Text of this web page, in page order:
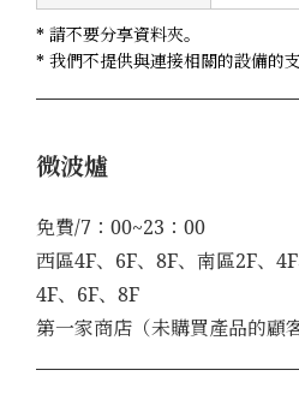
* 請不要分享資料夾。
* 我們不提供與連接相關的設備的支
微波爐
免費/7：00~23：00
西區4F、6F、8F、南區2F、
4F、6F、8F
第一家商店（未購買產品的顧